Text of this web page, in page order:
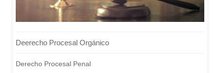
Deerecho Procesal Orgánico
Derecho Procesal Penal